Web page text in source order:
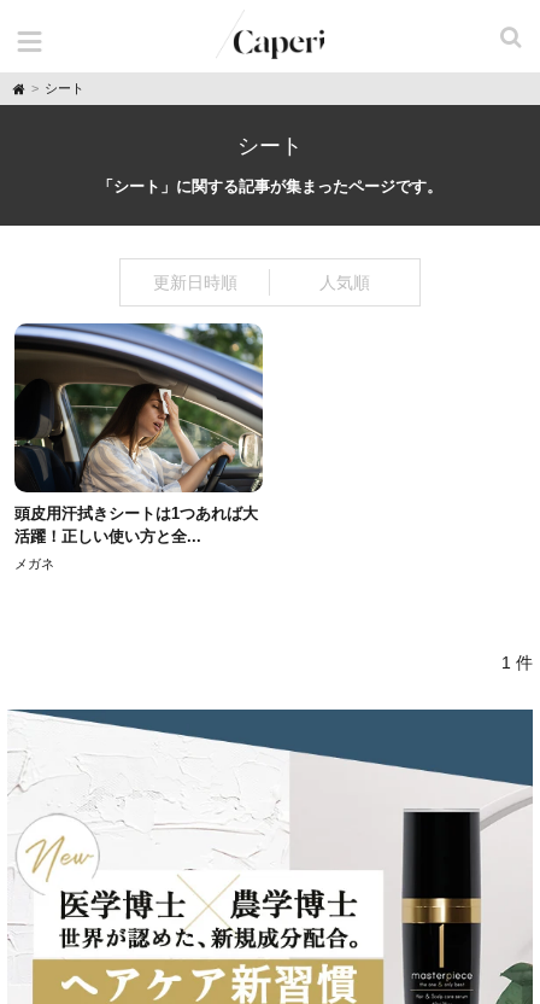
H
o
シート
シート
「シート」に関する記事が集まったページです。
更新日時順 人気順
頭皮用汗拭きシートは1つあれば大
活躍！正しい使い方と全...
メガネ
1 件